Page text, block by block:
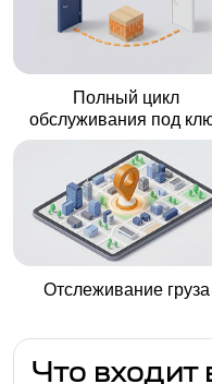
Полный цикл
обслуживания под
Отслеживание груза
Что входит